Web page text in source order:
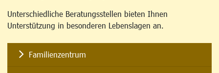
Unterschiedliche Beratungsstellen bieten Ihnen
Unterstützung in besonderen Lebenslagen an.
Familienzentrum